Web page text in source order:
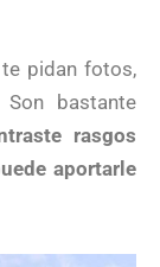
pidan fotos,
bastante
rasgos
aportarle